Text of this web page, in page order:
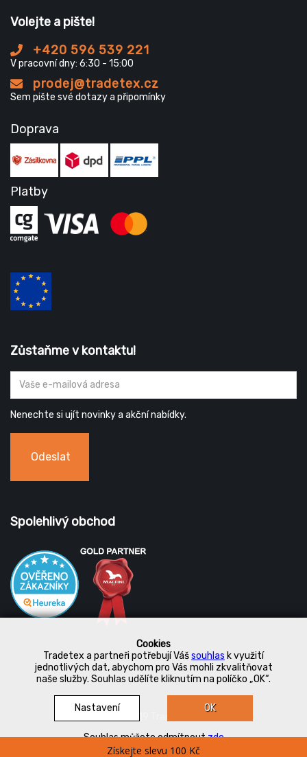
Cookies
Tradetex a partneři potřebují Vášsouhlas k využití
jednotlivých dat, abychom pro Vás mohli zkvalitňovat
naše služby. Souhlas udělíte kliknutím na políčko „OK“.
Nastavení OK
Souhlas můžete odmítnoutzde
Volejte a pište!
+420 596 539 221
V pracovní dny: 6:30 - 15:00
prodej@tradetex.cz
Sem pište své dotazy a připomínky
Doprava
Platby
Zůstaňme v kontaktu!
Nenechte si ujít novinky a akční nabídky.
Odeslat
Spolehlivý obchod
Získejte slevu 100 Kč